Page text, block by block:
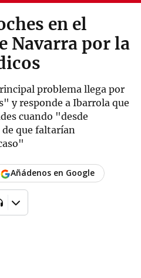
en el
Navarra por la
problema llega por
y responde a Ibarrola que
cuando "desde
que faltarían
Añádenos en Google